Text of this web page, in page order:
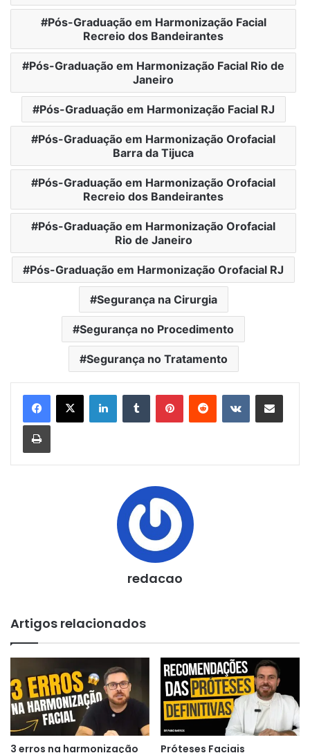
Pós-Graduação em Harmonização Facial
Recreio dos Bandeirantes
Pós-Graduação em Harmonização Facial Rio de
Janeiro
Pós-Graduação em Harmonização Facial RJ
Pós-Graduação em Harmonização Orofacial
Barra da Tijuca
Pós-Graduação em Harmonização Orofacial
Recreio dos Bandeirantes
Pós-Graduação em Harmonização Orofacial
Rio de Janeiro
Pós-Graduação em Harmonização Orofacial RJ
Segurança na Cirurgia
Segurança no Procedimento
Segurança no Tratamento
LinkedinTumblr PinterestReddit VK Compartilhar via e-mail
Imprimir
redacao
Artigos relacionados
3 erros na harmonização Próteses Faciais